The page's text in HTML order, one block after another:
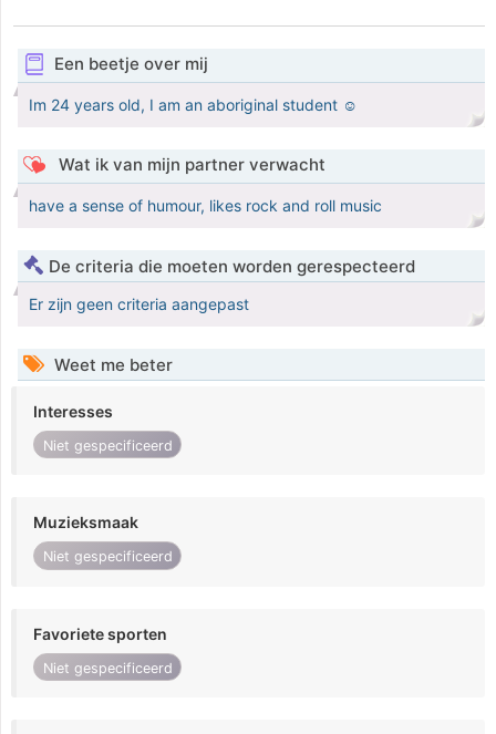
Een beetje over mij
Im 24 years old, I am an aboriginal student ☺
Wat ik van mijn partner verwacht
have a sense of humour, likes rock and roll music
De criteria die moeten worden gerespecteerd
Er zijn geen criteria aangepast
Weet me beter
Interesses
Niet gespecificeerd
Muzieksmaak
Niet gespecificeerd
Favoriete sporten
Niet gespecificeerd